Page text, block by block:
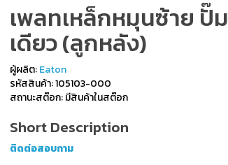
เพลทเหล็กหมุนซ้าย ปั๊ม
เดียว (ลูกหลัง)
ผู้ผลิต:Eaton
รหัสสินค้า: 105103-000
สถานะสต๊อก: มีสินค้าในสต๊อก
Short Description
ติดต่อสอบถาม